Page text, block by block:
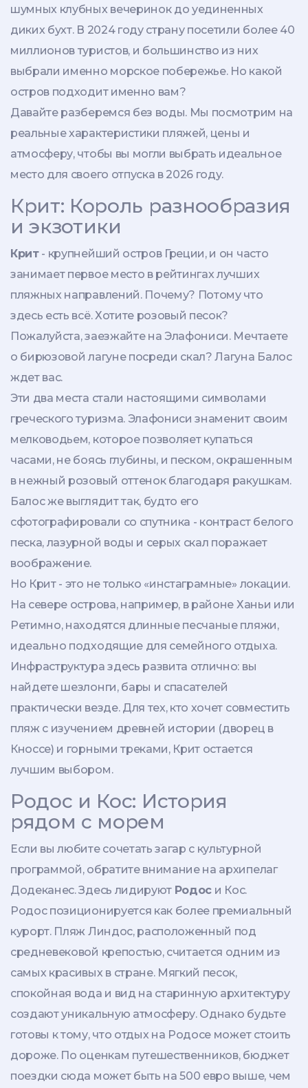
шумных клубных вечеринок до уединенных
диких бухт. В 2024 году страну посетили более 40
миллионов туристов, и большинство из них
выбрали именно морское побережье. Но какой
остров подходит именно вам?
Давайте разберемся без воды. Мы посмотрим на
реальные характеристики пляжей, цены и
атмосферу, чтобы вы могли выбрать идеальное
место для своего отпуска в 2026 году.
Крит: Король разнообразия
и экзотики
Крит- крупнейший остров Греции, и он часто
занимает первое место в рейтингах лучших
пляжных направлений. Почему? Потому что
здесь есть всё. Хотите розовый песок?
Пожалуйста, заезжайте на Элафониси. Мечтаете
о бирюзовой лагуне посреди скал? Лагуна Балос
ждет вас.
Эти два места стали настоящими символами
греческого туризма. Элафониси знаменит своим
мелководьем, которое позволяет купаться
часами, не боясь глубины, и песком, окрашенным
в нежный розовый оттенок благодаря ракушкам.
Балос же выглядит так, будто его
сфотографировали со спутника - контраст белого
песка, лазурной воды и серых скал поражает
воображение.
Но Крит - это не только «инстаграмные» локации.
На севере острова, например, в районе Ханьи или
Ретимно, находятся длинные песчаные пляжи,
идеально подходящие для семейного отдыха.
Инфраструктура здесь развита отлично: вы
найдете шезлонги, бары и спасателей
практически везде. Для тех, кто хочет совместить
пляж с изучением древней истории (дворец в
Кноссе) и горными треками, Крит остается
лучшим выбором.
Родос и Кос: История
рядом с морем
Если вы любите сочетать загар с культурной
программой, обратите внимание на архипелаг
Додеканес. Здесь лидируют Родос и Кос.
Родос позиционируется как более премиальный
курорт. Пляж Линдос, расположенный под
средневековой крепостью, считается одним из
самых красивых в стране. Мягкий песок,
спокойная вода и вид на старинную архитектуру
создают уникальную атмосферу. Однако будьте
готовы к тому, что отдых на Родосе может стоить
дороже. По оценкам путешественников, бюджет
поездки сюда может быть на 500 евро выше, чем